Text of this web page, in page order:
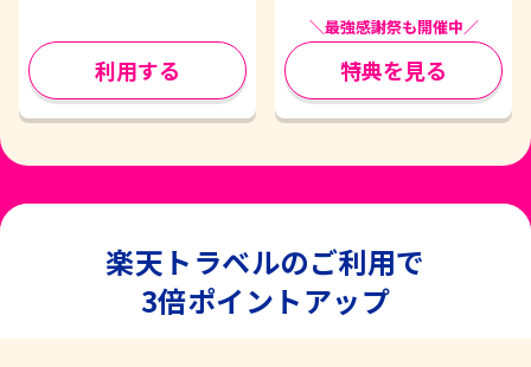
利用する
＼最強感謝祭も開催中／
特典を見る
楽天トラベルのご利用で
3倍ポイントアップ